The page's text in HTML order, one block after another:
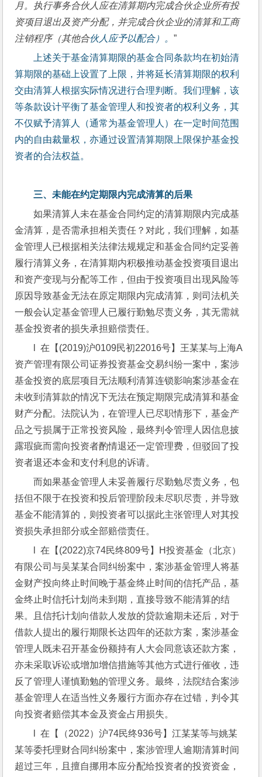
月。执行事务合伙人应在清算期内完成合伙企业所有投
资项目退出及资产分配，并完成合伙企业的清算和工商
注销程序（其他合伙人应予以配合）。”
上述关于基金清算期限的基金合同条款均在初始清
算期限的基础上设置了上限，并将延长清算期限的权利
交由清算人根据实际情况进行合理判断。我们理解，该
等条款设计平衡了基金管理人和投资者的权利义务，其
不仅赋予清算人（通常为基金管理人）在一定时间范围
内的自由裁量权，亦通过设置清算期限上限保护基金投
资者的合法权益。
三、未能在约定期限内完成清算的后果
如果清算人未在基金合同约定的清算期限内完成基
金清算，是否需承担相关责任？对此，我们理解，如基
金管理人已根据相关法律法规规定和基金合同约定妥善
履行清算义务，在清算期内积极推动基金投资项目退出
和资产变现与分配等工作，但由于投资项目出现风险等
原因导致基金无法在原定期限内完成清算，则司法机关
一般会认定基金管理人已履行勤勉尽责义务，其无需就
基金投资者的损失承担赔偿责任。
l  在【(2019)沪0109民初22016号】王某某与上海A
资产管理有限公司证券投资基金交易纠纷一案中，案涉
基金投资的底层项目无法顺利清算连锁影响案涉基金在
未收到清算款的情况下无法在预定期限完成清算和基金
财产分配。法院认为，在管理人已尽职情形下，基金产
品之亏损属于正常投资风险，最终判令管理人因信息披
露瑕疵而需向投资者酌情退还一定管理费，但驳回了投
资者退还本金和支付利息的诉请。
而如果基金管理人未妥善履行尽勤勉尽责义务，包
括但不限于在投资和投后管理阶段未尽职尽责，并导致
基金不能清算的，则投资者可以据此主张管理人对其投
资损失承担部分或全部赔偿责任。
l  在【(2022)京74民终809号】H投资基金（北京）
有限公司与吴某某合同纠纷案中，案涉基金管理人将基
金财产投向终止时间晚于基金终止时间的信托产品，基
金终止时信托计划尚未到期，直接导致不能清算的结
果。且信托计划向借款人发放的贷款逾期未还后，对于
借款人提出的履行期限长达四年的还款方案，案涉基金
管理人既未召开基金份额持有人大会同意该还款方案，
亦未采取诉讼或增加增信措施等其他方式进行催收，违
反了管理人谨慎勤勉的管理义务。最终，法院结合案涉
基金管理人在适当性义务履行方面亦存在过错，判令其
向投资者赔偿其本金及资金占用损失。
l  在【（2022）沪74民终936号】江某某等与姚某
某等委托理财合同纠纷案中，案涉管理人逾期清算时间
超过三年，且擅自挪用本应分配给投资者的投资资金，